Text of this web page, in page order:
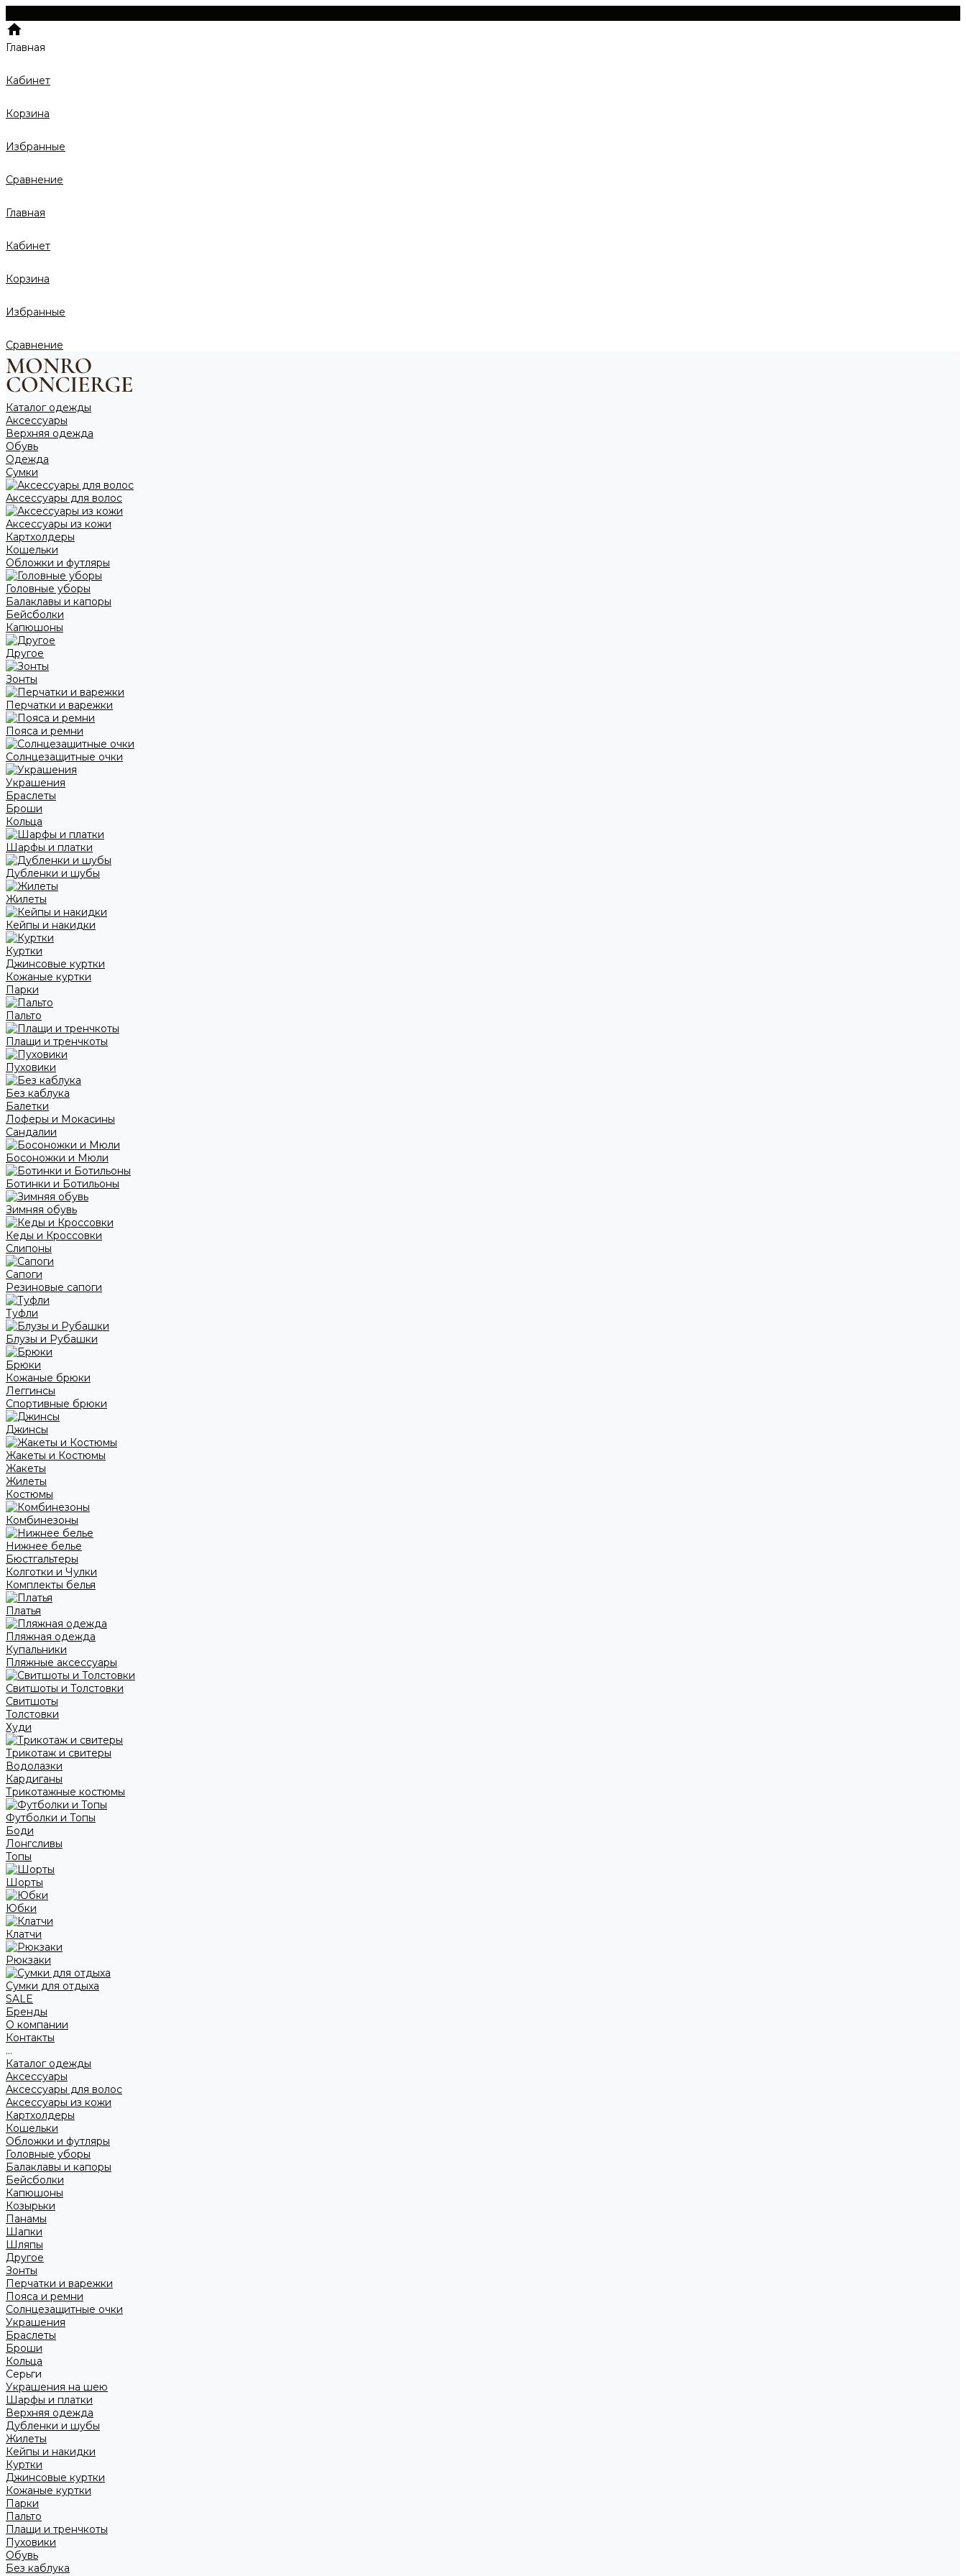
Главная
Кабинет
Корзина
Избранные
Сравнение
Главная
Кабинет
Корзина
Избранные
Сравнение
Каталог одежды
Аксессуары
Верхняя одежда
Обувь
Одежда
Сумки
Аксессуары для волос
Аксессуары из кожи
Картхолдеры
Кошельки
Обложки и футляры
Головные уборы
Балаклавы и капоры
Бейсболки
Капюшоны
Другое
Зонты
Перчатки и варежки
Пояса и ремни
Солнцезащитные очки
Украшения
Браслеты
Броши
Кольца
Шарфы и платки
Дубленки и шубы
Жилеты
Кейпы и накидки
Куртки
Джинсовые куртки
Кожаные куртки
Парки
Пальто
Плащи и тренчкоты
Пуховики
Без каблука
Балетки
Лоферы и Мокасины
Сандалии
Босоножки и Мюли
Ботинки и Ботильоны
Зимняя обувь
Кеды и Кроссовки
Слипоны
Сапоги
Резиновые сапоги
Туфли
Блузы и Рубашки
Брюки
Кожаные брюки
Леггинсы
Спортивные брюки
Джинсы
Жакеты и Костюмы
Жакеты
Жилеты
Костюмы
Комбинезоны
Нижнее белье
Бюстгальтеры
Колготки и Чулки
Комплекты белья
Платья
Пляжная одежда
Купальники
Пляжные аксессуары
Свитшоты и Толстовки
Свитшоты
Толстовки
Худи
Трикотаж и свитеры
Водолазки
Кардиганы
Трикотажные костюмы
Футболки и Топы
Боди
Лонгсливы
Топы
Шорты
Юбки
Клатчи
Рюкзаки
Сумки для отдыха
SALE
Бренды
О компании
Контакты
...
Каталог одежды
Аксессуары
Аксессуары для волос
Аксессуары из кожи
Картхолдеры
Кошельки
Обложки и футляры
Головные уборы
Балаклавы и капоры
Бейсболки
Капюшоны
Козырьки
Панамы
Шапки
Шляпы
Другое
Зонты
Перчатки и варежки
Пояса и ремни
Солнцезащитные очки
Украшения
Браслеты
Броши
Кольца
Серьги
Украшения на шею
Шарфы и платки
Верхняя одежда
Дубленки и шубы
Жилеты
Кейпы и накидки
Куртки
Джинсовые куртки
Кожаные куртки
Парки
Пальто
Плащи и тренчкоты
Пуховики
Обувь
Без каблука